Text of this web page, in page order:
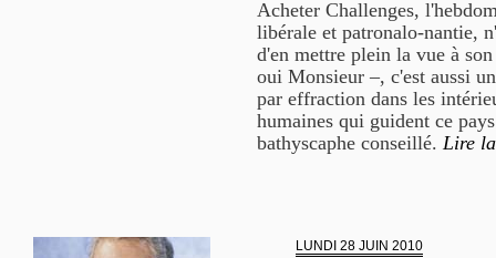
Acheter Challenges,
libérale et patronalo-nantie,
d'en mettre plein la vue à
oui Monsieur –, c'est aussi
par effraction dans les
humaines qui guident ce
bathyscaphe conseillé. Lire
LUNDI 28 JUIN 2010